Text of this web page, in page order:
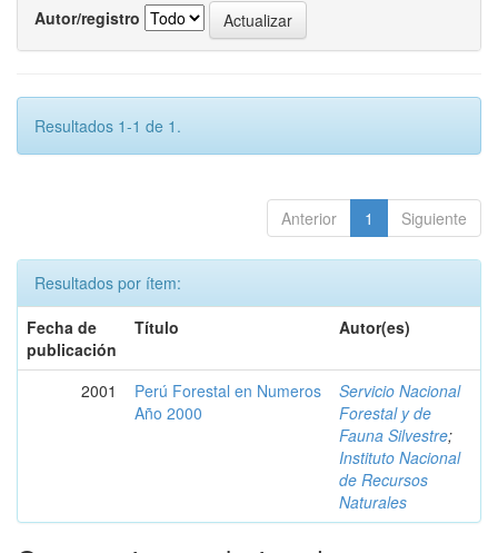
Autor/registro
Resultados 1-1 de 1.
Anterior 1 Siguiente
Resultados por ítem:
Fecha de
publicación
Título Autor(es)
2001
Perú Forestal en Numeros
Año 2000
Servicio Nacional
Forestal y de
Fauna Silvestre;
Instituto Nacional
de Recursos
Naturales